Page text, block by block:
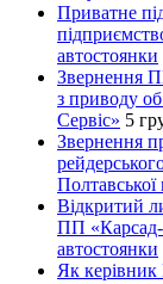
Приватне
автостоянки
Звернення
з приводу
Сервіс» 5
Звернення
Полтавської
Відкритий
ПП «Карсад-
автостоянки
Як